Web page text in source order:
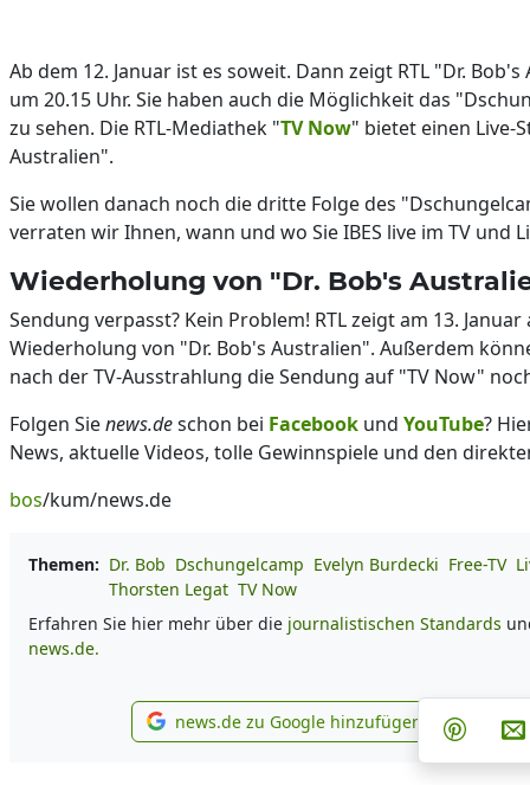
Ab dem 12. Januar ist es soweit. Dann zeigt RTL "Dr.
um 20.15 Uhr. Sie haben auch die Möglichkeit das
zu sehen. Die RTL-Mediathek "TV Now" bietet einen Live-
Australien".
Sie wollen danach noch die dritte Folge des
verraten wir Ihnen, wann und wo Sie IBES live im TV und
Wiederholung von "Dr. Bob's
Sendung verpasst? Kein Problem! RTL zeigt am 13.
Wiederholung von "Dr. Bob's Australien". Außerdem
nach der TV-Ausstrahlung die Sendung auf "TV Now"
Folgen Sienews.deschon bei Facebook und YouTube?
News, aktuelle Videos, tolle Gewinnspiele und den
bos/kum/news.de
Themen: Dr. Bob Dschungelcamp Evelyn Burdecki Free-TV
Thorsten Legat TV Now
Erfahren Sie hier mehr über die journalistischen Standards
news.de.
news.de zu Google
news.de zu Google hinzufügen Teilen